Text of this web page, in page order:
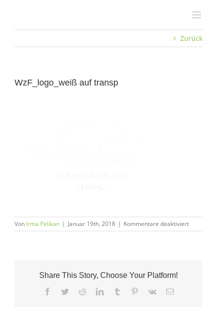
Zurück
WzF_logo_weiß auf transp
Von Irma Pelikan | Januar 19th, 2018 | Kommentare deaktiviertfür
Share This Story, Choose Your Platform!
Facebook
TwitterRedditLinkedInTumblr Pinterest
Vk
E-